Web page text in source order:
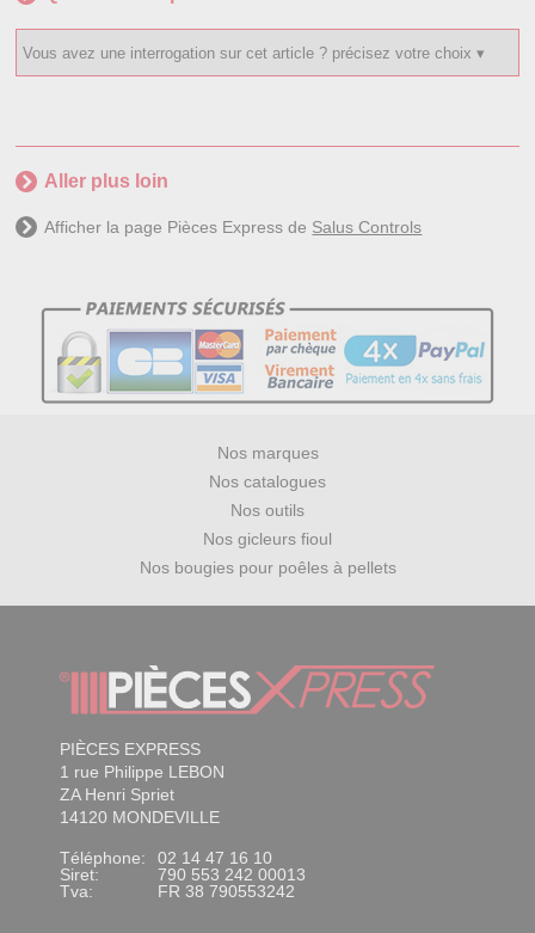
Aller plus loin
Afficher la page Pièces Express de Salus Controls
Nos marques
Nos catalogues
Nos outils
Nos gicleurs fioul
Nos bougies pour poêles à pellets
PIÈCES EXPRESS
1 rue Philippe LEBON
ZA Henri Spriet
14120 MONDEVILLE
Téléphone:
02 14 47 16 10
Siret:
790 553 242 00013
Tva:
FR 38 790553242